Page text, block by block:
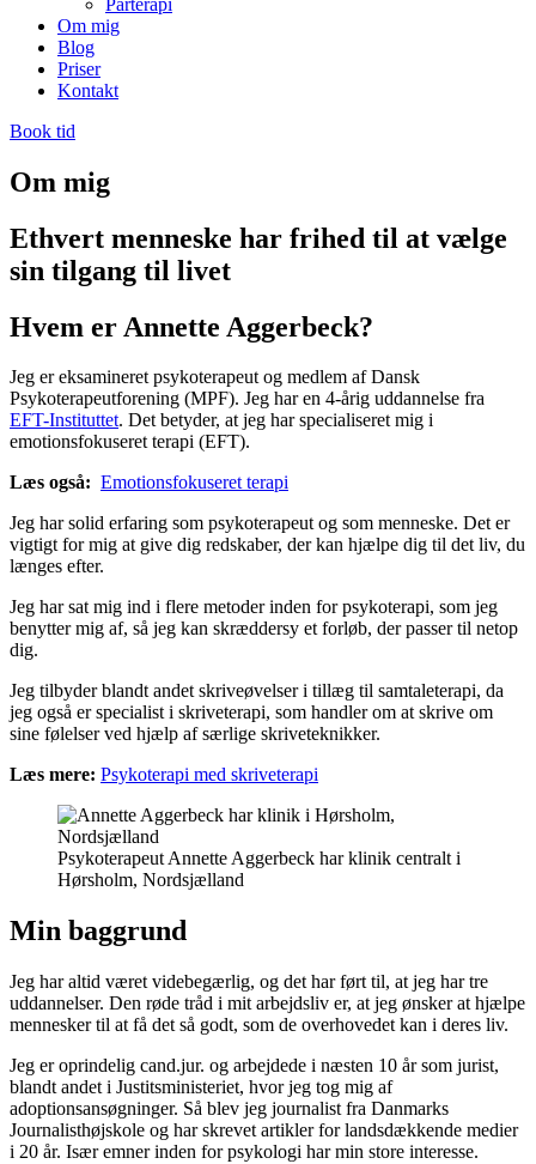
Om mig
Blog
Priser
Kontakt
Book tid
Om mig
Ethvert menneske har frihed til at vælge
sin tilgang til livet
Hvem er Annette Aggerbeck?
Jeg er eksamineret psykoterapeut og medlem af Dansk
Psykoterapeutforening (MPF). Jeg har en 4-årig uddannelse fra
EFT-Instituttet. Det betyder, at jeg har specialiseret mig i
emotionsfokuseret terapi (EFT).
Læs også: Emotionsfokuseret terapi
Jeg har solid erfaring som psykoterapeut og som menneske. Det er
vigtigt for mig at give dig redskaber, der kan hjælpe dig til det liv, du
længes efter.
Jeg har sat mig ind i flere metoder inden for psykoterapi, som jeg
benytter mig af, så jeg kan skræddersy et forløb, der passer til netop
dig.
Jeg tilbyder blandt andet skriveøvelser i tillæg til samtaleterapi, da
jeg også er specialist i skriveterapi, som handler om at skrive om
sine følelser ved hjælp af særlige skriveteknikker.
Læs mere: Psykoterapi med skriveterapi
Psykoterapeut Annette Aggerbeck har klinik centralt i
Hørsholm, Nordsjælland
Min baggrund
Jeg har altid været videbegærlig, og det har ført til, at jeg har tre
uddannelser. Den røde tråd i mit arbejdsliv er, at jeg ønsker at hjælpe
mennesker til at få det så godt, som de overhovedet kan i deres liv.
Jeg er oprindelig cand.jur. og arbejdede i næsten 10 år som jurist,
blandt andet i Justitsministeriet, hvor jeg tog mig af
adoptionsansøgninger. Så blev jeg journalist fra Danmarks
Journalisthøjskole og har skrevet artikler for landsdækkende medier
i 20 år. Især emner inden for psykologi har min store interesse.